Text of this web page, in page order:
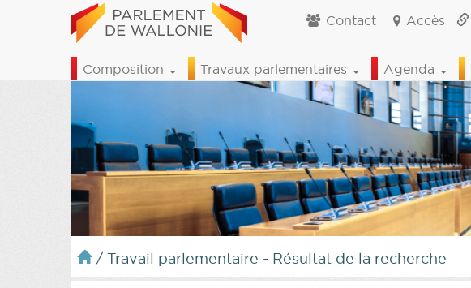
Contact Accès
Composition Travaux parlementaires Agenda
/ Travail parlementaire - Résultat de la recherche